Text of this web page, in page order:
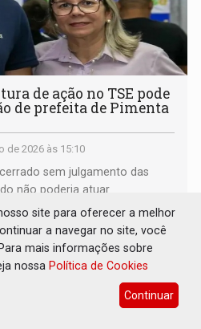
de ação no TSE pode
de prefeita de Pimenta
de 2026 às 15:10
sem julgamento das
não poderia atuar
site para oferecer a melhor
a navegar no site, você
mais informações sobre
nossa Política de Cookies
Continuar